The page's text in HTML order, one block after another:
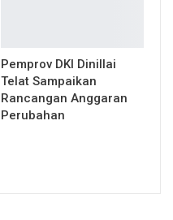
Pemprov DKI Dinillai
Telat Sampaikan
Rancangan Anggaran
Perubahan